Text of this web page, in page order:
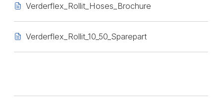
Verderflex_Rollit_Hoses_Brochure
Verderflex_Rollit_10_50_Sparepart